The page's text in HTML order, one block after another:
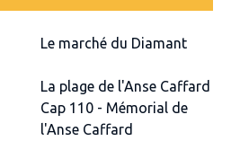
Le marché du Diamant
La plage de l'Anse Caffard
Cap 110 - Mémorial de
l'Anse Caffard